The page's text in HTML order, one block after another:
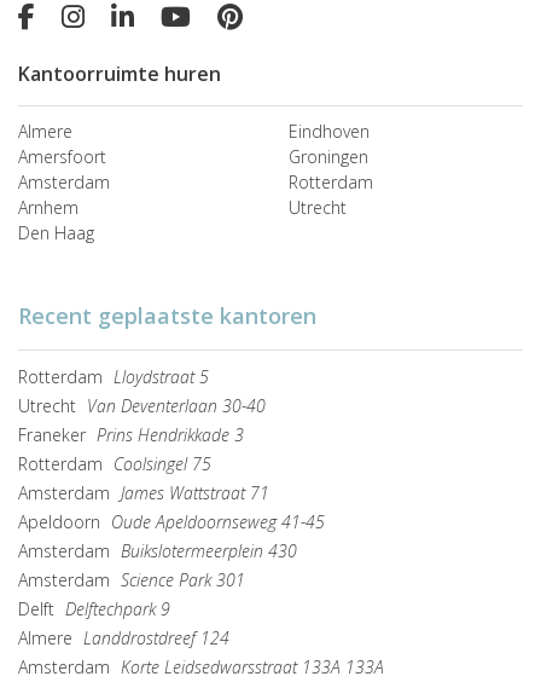
Kantoorruimte huren
Almere
Amersfoort
Amsterdam
Arnhem
Den Haag
Eindhoven
Groningen
Rotterdam
Utrecht
Recent geplaatste kantoren
Rotterdam Lloydstraat 5
Utrecht Van Deventerlaan 30-40
Franeker Prins Hendrikkade 3
Rotterdam Coolsingel 75
Amsterdam James Wattstraat 71
Apeldoorn Oude Apeldoornseweg 41-45
Amsterdam Buikslotermeerplein 430
Amsterdam Science Park 301
Delft Delftechpark 9
Almere Landdrostdreef 124
Amsterdam Korte Leidsedwarsstraat 133A 133A